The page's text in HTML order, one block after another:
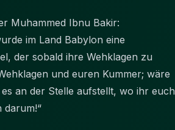
Muhammed Ibnu Bakir:
im Land Babylon eine
der sobald ihre Wehklagen zu
und euren Kummer; wäre
an der Stelle aufstellt, wo ihr euch
darum!“